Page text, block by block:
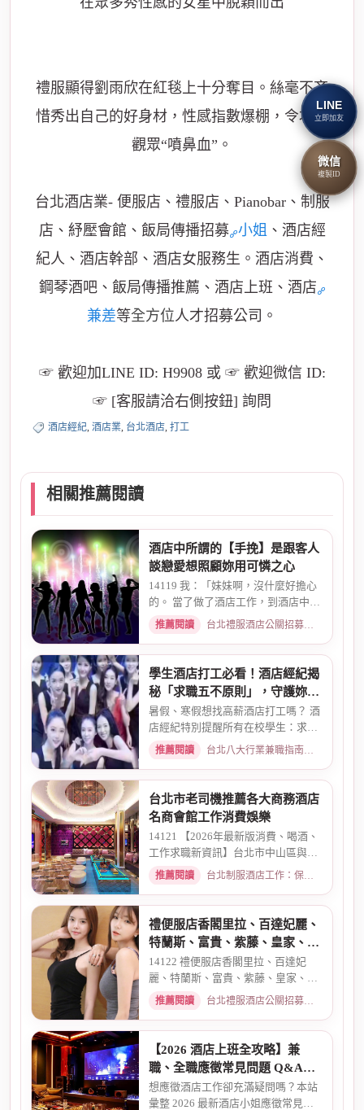
禮服顯得劉雨欣在紅毯上十分奪目。絲毫不吝
惜秀出自己的好身材，性感指數爆棚，令場外
觀眾“噴鼻血”。
台北酒店業- 便服店、禮服店、Pianobar、制服
店、紓壓會館、飯局傳播招募 小姐 、酒店經
紀人、酒店幹部、酒店女服務生。酒店消費、
鋼琴酒吧、飯局傳播推薦、酒店上班、酒店
兼差等全方位人才招募公司。
☞ 歡迎加LINE ID: H9908 或 ☞ 歡迎微信 ID:
☞ [客服請洽右側按鈕] 詢問
酒店經紀, 酒店業, 台北酒店, 打工
相關推薦閱讀
酒店中所謂的【手挽】是跟客人
談戀愛想照顧妳用可憐之心
14119 我：「妹妹啊，沒什麼好擔心
的。 當了做了酒店工作，到酒店中，
還有兩個機會 一個是單純、...
推薦閱讀 台北禮服酒店公關招募：兼職工作內容與薪資規範 · 2026-01-08
學生酒店打工必看！酒店經紀揭
秘「求職五不原則」，守護妳的
求職安全
暑假、寒假想找高薪酒店打工嗎？ 酒
店經紀特別提醒所有在校學生：求職
時請務必堅守「五不原則」...
推薦閱讀 台北八大行業兼職指南：熱門職缺與求職須知 · 2026-03-09
台北市老司機推薦各大商務酒店
名商會館工作消費娛樂
14121 【2026年最新版消費、喝酒、
工作求職新資訊】台北市中山區與東
區酒店老司機推薦舒壓會館、...
推薦閱讀 台北制服酒店工作：保障現領薪資與職缺總覽 · 2026-04-01
禮便服店香閣里拉、百達妃麗、
特蘭斯、富貴、紫藤、皇家、金
典酒店消費
14122 禮便服店香閣里拉、百達妃
麗、特蘭斯、富貴、紫藤、皇家、金
典、消費喝酒 、金拿督、101會...
推薦閱讀 台北禮服酒店公關招募：兼職工作內容與薪資規範 · 2026-06-04
【2026 酒店上班全攻略】兼
職、全職應徵常見問題 Q&A：
薪資、安全、環境全解析
想應徵酒店工作卻充滿疑問嗎？本站
彙整 2026 最新酒店小姐應徵常見問
LINE
立即加友
微信
複製ID